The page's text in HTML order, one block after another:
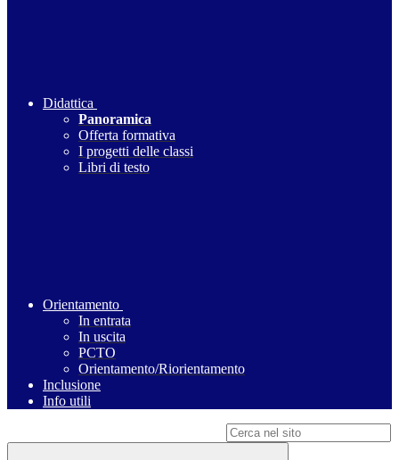
Didattica
Panoramica
Offerta formativa
I progetti delle classi
Libri di testo
Orientamento
In entrata
In uscita
PCTO
Orientamento/Riorientamento
Inclusione
Info utili